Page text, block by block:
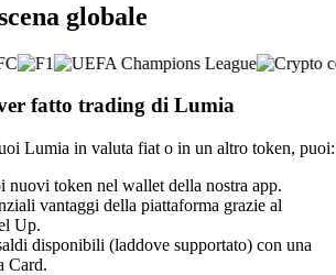
globale
fatto trading di Lumia
Lumia in valuta fiat o in un altro token, puoi:
nuovi token nel wallet della nostra app.
vantaggi della piattaforma grazie al
Up.
disponibili (laddove supportato) con una
Card.